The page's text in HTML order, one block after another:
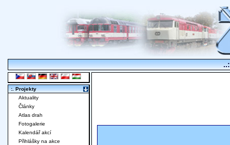
:. Projekty
Aktuality
Články
Atlas drah
Fotogalerie
Kalendář akcí
Přihlášky na akce